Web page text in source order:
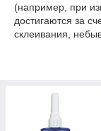
(например, при
достигаются за
склеивания,
оборудование. В